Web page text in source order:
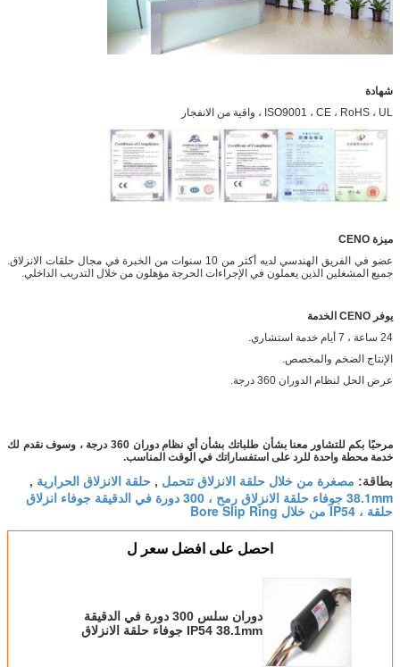
شهادة
ISO9001 ، CE ، RoHS ، UL ، واقية من الانفجار
ميزة CENO
عضو في الفريق الهندسي لديه أكثر من 10 سنوات من الخبرة في مجال حلقات الانزلاق.
جميع المشغلين الذين يعملون في الإجراءات الحرجة مؤهلون من خلال التدريب الداخلي.
يوفر CENO الخدمة
24 ساعة ، 7 أيام خدمة استشاري.
الإنتاج الضخم والمخصص.
عرض الحل لنظام الدوران 360 درجة.
مرحبًا بكم للتشاور معنا بشأن طلباتك بشأن أي نظام دوران 360 درجة ، وسوف نقدم لك
خدمة محطة واحدة للرد على استفساراتك في الوقت المناسب.
بطاقة: مصغرة من خلال حلقة الانزلاق تتحمل , حلقة الانزلاق الحرارية ,
38.1mm جوفاء حلقة الانزلاق رمح ، 300 دورة في الدقيقة جوفاء انزلاق
حلقة ، IP54 من خلال Bore Slip Ring
احصل على افضل سعر ل
دوران سلس 300 دورة في الدقيقة
IP54 38.1mm جوفاء حلقة الانزلاق